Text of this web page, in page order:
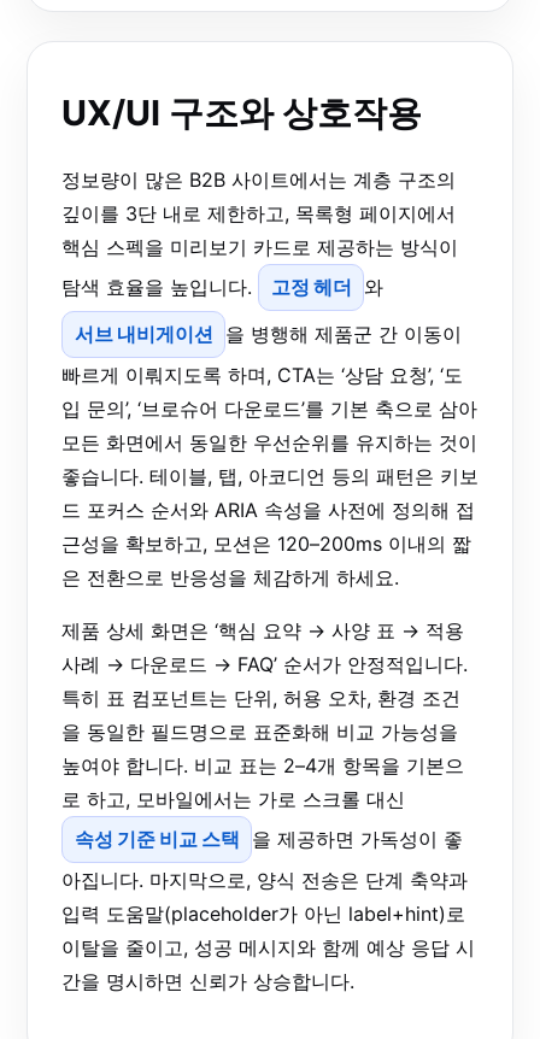
UX/UI 구조와 상호작용
정보량이 많은 B2B 사이트에서는 계층 구조의
깊이를 3단 내로 제한하고, 목록형 페이지에서
핵심 스펙을 미리보기 카드로 제공하는 방식이
탐색 효율을 높입니다.
고정 헤더
와
서브 내비게이션 을 병행해 제품군 간 이동이
빠르게 이뤄지도록 하며, CTA는 ‘상담 요청’, ‘도
입 문의’, ‘브로슈어 다운로드’를 기본 축으로 삼아
모든 화면에서 동일한 우선순위를 유지하는 것이
좋습니다. 테이블, 탭, 아코디언 등의 패턴은 키보
드 포커스 순서와 ARIA 속성을 사전에 정의해 접
근성을 확보하고, 모션은 120–200ms 이내의 짧
은 전환으로 반응성을 체감하게 하세요.
제품 상세 화면은 ‘핵심 요약 → 사양 표 → 적용
사례 → 다운로드 → FAQ’ 순서가 안정적입니다.
특히 표 컴포넌트는 단위, 허용 오차, 환경 조건
을 동일한 필드명으로 표준화해 비교 가능성을
높여야 합니다. 비교 표는 2–4개 항목을 기본으
로 하고, 모바일에서는 가로 스크롤 대신
속성 기준 비교 스택
을 제공하면 가독성이 좋
아집니다. 마지막으로, 양식 전송은 단계 축약과
입력 도움말(placeholder가 아닌 label+hint)로
이탈을 줄이고, 성공 메시지와 함께 예상 응답 시
간을 명시하면 신뢰가 상승합니다.